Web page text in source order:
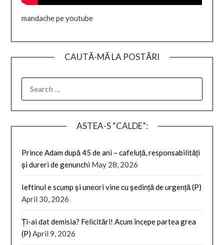
mandache pe youtube
CAUTĂ-MĂ LA POSTĂRI
FOR:
ASTEA-S “CALDE”:
Prince Adam după 45 de ani – cafeluță, responsabilități
și dureri de genunchi May 28, 2026
Ieftinul e scump și uneori vine cu ședință de urgență (P)
April 30, 2026
Ți-ai dat demisia? Felicitări! Acum începe partea grea
(P) April 9, 2026